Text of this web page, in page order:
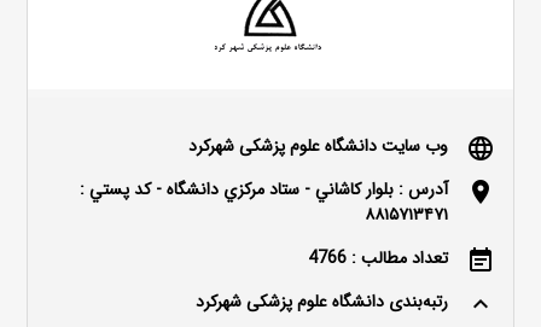
language وب سایت دانشگاه علوم پزشکی شهرکرد
location_on
آدرس : بلوار كاشاني - ستاد مركزي دانشگاه - كد پستي :
۸۸۱۵۷۱۳۴۷۱
event_note تعداد مطالب : 4766
keyboard_arrow_up رتبه‌بندی دانشگاه علوم پزشکی شهرکرد